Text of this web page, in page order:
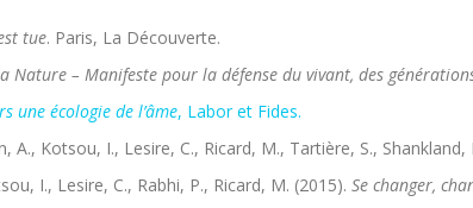
tue. Paris, La Découverte.
Nature – Manifeste pour la défense du vivant, des
une écologie de l’âme, Labor et Fides.
A., Kotsou, I., Lesire, C., Ricard, M., Tartière, S.,
I., Lesire, C., Rabhi, P., Ricard, M. (2015). Se changer,